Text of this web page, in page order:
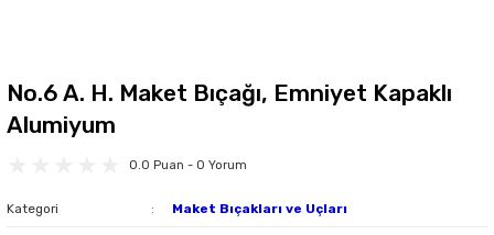
No.6 A. H. Maket Bıçağı, Emniyet Kapaklı
Alumiyum
0.0 Puan - 0 Yorum
Kategori Maket Bıçakları ve Uçları